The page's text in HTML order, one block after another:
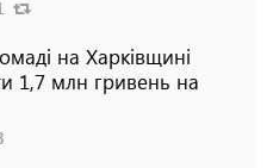
на Харківщині
1,7 млн гривень на